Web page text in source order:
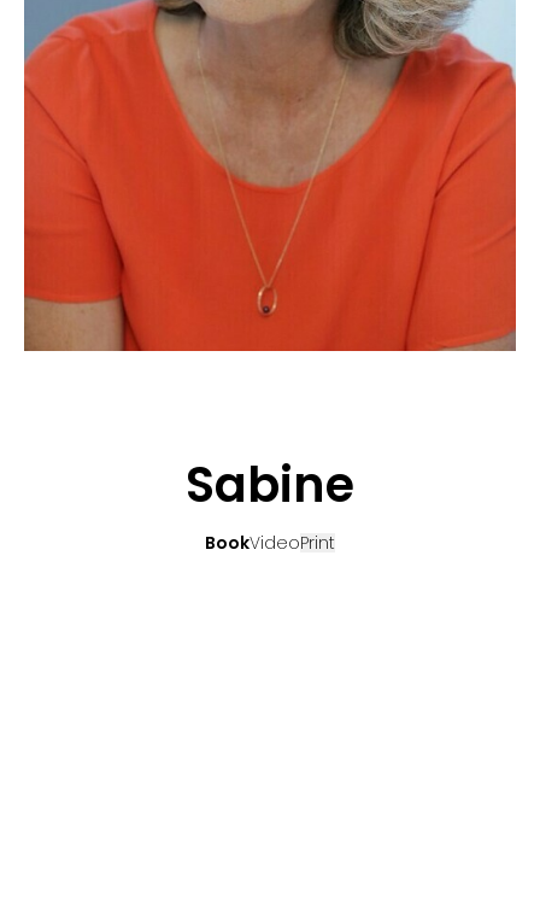
POP MUZIKANTEN
TALENTEN INTERNATIONALE
BEWERBUNG
KONTAKT
FRANKREICH
SCHWEIZ
Sabine
BookVideoPrint